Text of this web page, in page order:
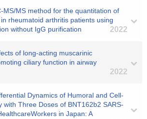
MS/MS method for the quantitation of
rheumatoid arthritis patients using
without IgG purification
2022
of long-acting muscarinic
ciliary function in airway
2022
Dynamics of Humoral and Cell-
with Three Doses of BNT162b2 SARS-
in Japan: A